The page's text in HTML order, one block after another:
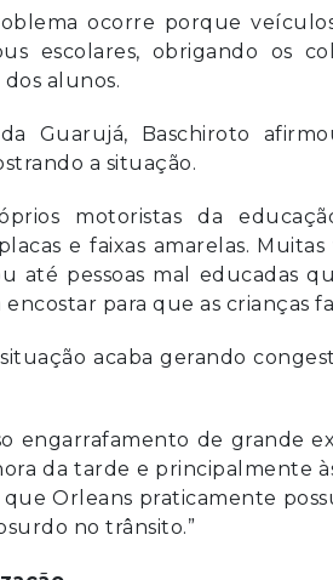
ocorre porque
escolares, obrigando os
alunos.
Guarujá, Baschiroto
a situação.
motoristas da
e faixas amarelas.
até pessoas mal educadas
para que as crianças
acaba gerando
engarrafamento de grande
da tarde e principalmente
Orleans praticamente
no trânsito.”